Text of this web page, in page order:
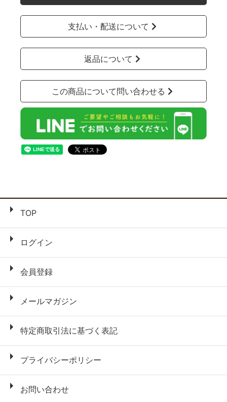
支払い・配送について
返品について
この商品について問い合わせる
TOP
ログイン
会員登録
メールマガジン
特定商取引法に基づく表記
プライバシーポリシー
お問い合わせ